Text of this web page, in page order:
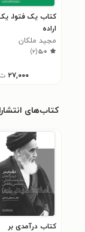
کتاب یک فتوا،
اراده
مجید ملکان
۵٫۰(۲)
۲۷,۰۰۰
کتاب‌های
کتاب درآمدی بر